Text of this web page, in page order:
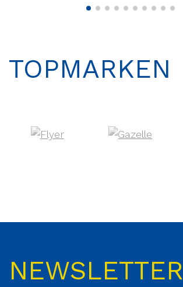
TOPMARKEN
NEWSLETTER